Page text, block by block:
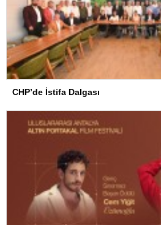
CHP’de İstifa Dalgası